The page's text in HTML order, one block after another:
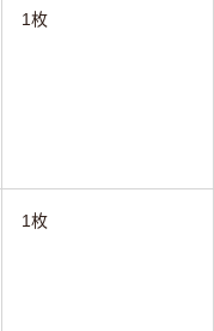
1枚
1枚